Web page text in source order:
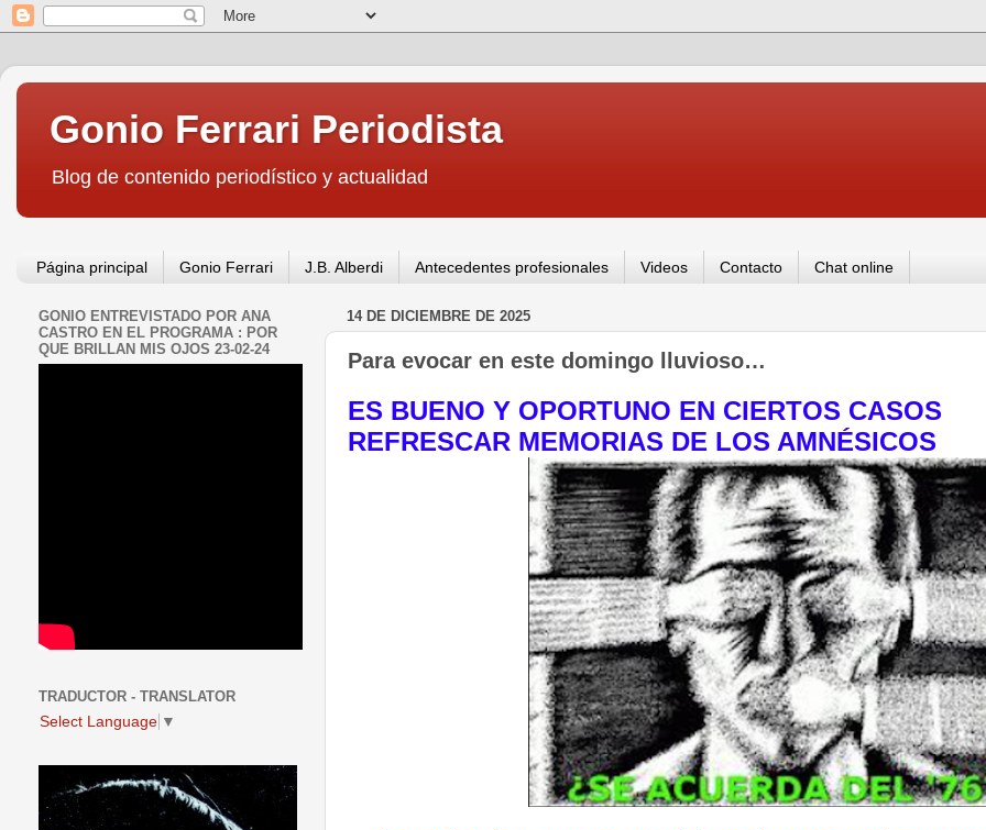
Gonio Ferrari Periodista
Blog de contenido periodístico y actualidad
Página principal Gonio Ferrari J.B. Alberdi Antecedentes profesionales Videos Contacto Chat online
14 DE DICIEMBRE DE 2025
Para evocar en este domingo lluvioso…
ES BUENO Y OPORTUNO EN CIERTOS CASOS
REFRESCAR MEMORIAS DE LOS AMNÉSICOS
GONIO ENTREVISTADO POR ANA
CASTRO EN EL PROGRAMA : POR
QUE BRILLAN MIS OJOS 23-02-24
TRADUCTOR - TRANSLATOR
Select Language ▼